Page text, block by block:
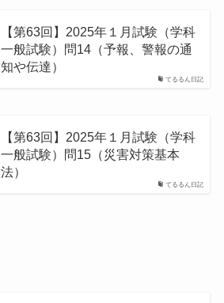
てるるん日記
【第63回】2025年１月試験（学科
一般試験）問14（予報、警報の通
知や伝達）
てるるん日記
【第63回】2025年１月試験（学科
一般試験）問15（災害対策基本
法）